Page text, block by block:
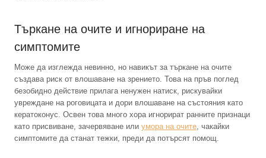
Търкане на очите и игнориране на
симптомите
Може да изглежда невинно, но навикът за търкане на очите
създава риск от влошаване на зрението. Това на пръв поглед
безобидно действие прилага ненужен натиск, рискувайки
увреждане на роговицата и дори влошаване на състояния като
кератоконус. Освен това много хора игнорират ранните признаци
като присвиване, зачервяване или умора на очите , чакайки
симптомите да станат тежки, преди да потърсят помощ.